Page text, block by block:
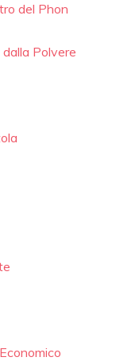
del Phon
Polvere